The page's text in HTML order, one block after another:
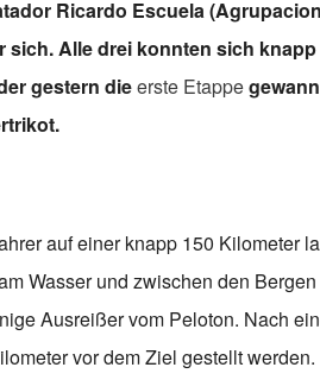
Ricardo Escuela
Alle drei konnten sich
gestern dieerste Etappe
auf einer knapp 150 Kilometer
Wasser und zwischen den
Ausreißer vom Peloton. Nach
vor dem Ziel gestellt